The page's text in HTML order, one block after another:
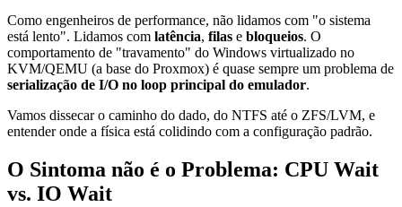
Como engenheiros de performance, não lidamos com "o sistema
está lento". Lidamos com latência, filas e bloqueios. O
comportamento de "travamento" do Windows virtualizado no
KVM/QEMU (a base do Proxmox) é quase sempre um problema de
serialização de I/O no loop principal do emulador.
Vamos dissecar o caminho do dado, do NTFS até o ZFS/LVM, e
entender onde a física está colidindo com a configuração padrão.
O Sintoma não é o Problema: CPU Wait
vs. IO Wait